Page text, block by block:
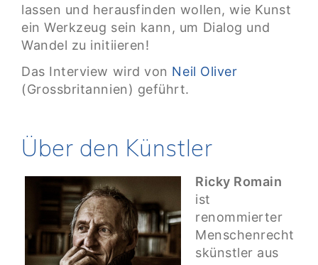
lassen und herausfinden wollen, wie Kunst
ein Werkzeug sein kann, um Dialog und
Wandel zu initiieren!
Das Interview wird von Neil Oliver
(Grossbritannien) geführt.
Über den Künstler
Ricky Romain
ist
renommierter
Menschenrecht
skünstler aus